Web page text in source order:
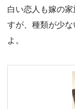
白い恋人も嫁の
すが、種類が少
よ。